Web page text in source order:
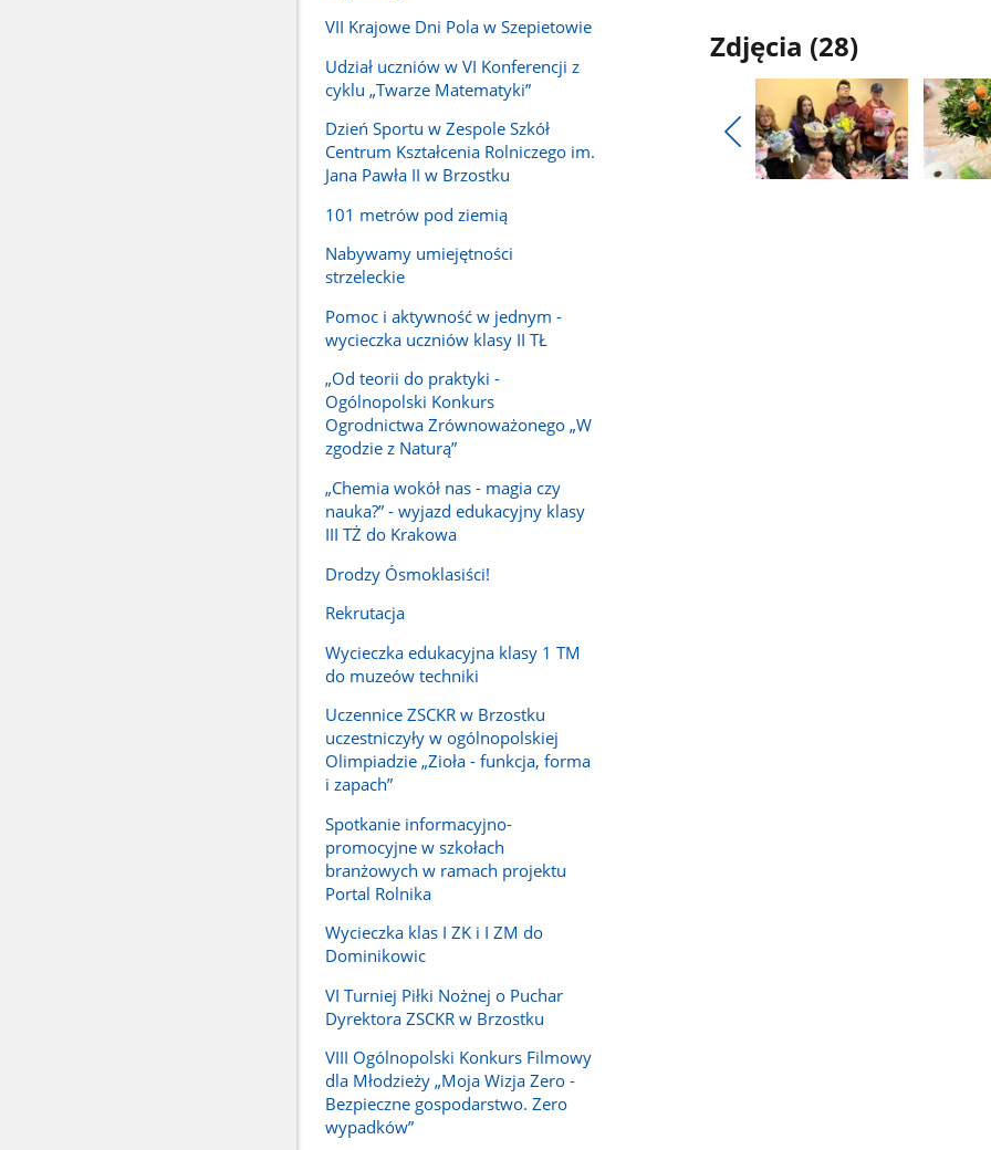
VII Krajowe Dni Pola w Szepietowie
Udział uczniów w VI Konferencji z
cyklu „Twarze Matematyki”
Dzień Sportu w Zespole Szkół
Centrum Kształcenia Rolniczego im.
Jana Pawła II w Brzostku
101 metrów pod ziemią
Nabywamy umiejętności
strzeleckie
Pomoc i aktywność w jednym -
wycieczka uczniów klasy II TŁ
„Od teorii do praktyki -
Ogólnopolski Konkurs
Ogrodnictwa Zrównoważonego „W
zgodzie z Naturą”
„Chemia wokół nas - magia czy
nauka?” - wyjazd edukacyjny klasy
III TŻ do Krakowa
Drodzy Ósmoklasiści!
Rekrutacja
Wycieczka edukacyjna klasy 1 TM
do muzeów techniki
Uczennice ZSCKR w Brzostku
uczestniczyły w ogólnopolskiej
Olimpiadzie „Zioła - funkcja, forma
i zapach”
Spotkanie informacyjno-
promocyjne w szkołach
branżowych w ramach projektu
Portal Rolnika
Wycieczka klas I ZK i I ZM do
Dominikowic
VI Turniej Piłki Nożnej o Puchar
Dyrektora ZSCKR w Brzostku
VIII Ogólnopolski Konkurs Filmowy
dla Młodzieży „Moja Wizja Zero -
Bezpieczne gospodarstwo. Zero
wypadków”
Zdjęcia (28)
Pokaż
poprzednie